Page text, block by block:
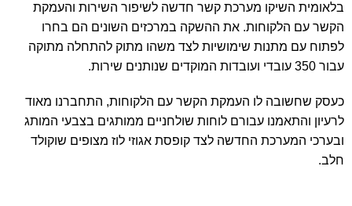
בלאומית השיקו מערכת קשר חדשה לשיפור השירות והעמקת
הקשר עם הלקוחות. את ההשקה במרכזים השונים הם בחרו
לפתוח עם מתנות שימושיות לצד משהו מתוק להתחלה מתוקה
עבור 350 עובדי ועובדות המוקדים שנותנים שירות.
כעסק שחשובה לו העמקת הקשר עם הלקוחות, התחברנו מאוד
לרעיון והתאמנו עבורם לוחות שולחניים ממותגים בצבעי המותג
ובערכי המערכת החדשה לצד קופסת אגוזי לוז מצופים שוקולד
חלב.